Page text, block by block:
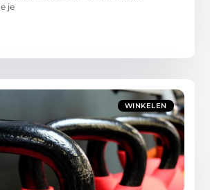
je
WINKELEN